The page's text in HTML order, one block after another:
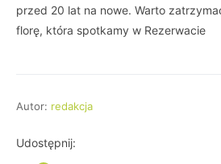
przed 20 lat na nowe. Warto
florę, która spotkamy w Rezerwacie
Autor: redakcja
Udostępnij: